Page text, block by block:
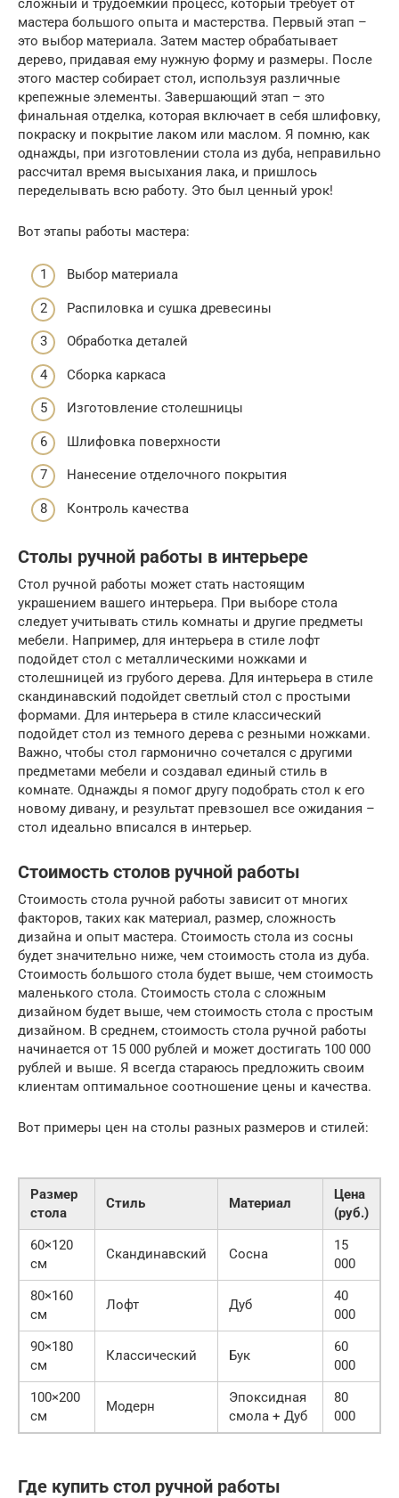
сложный и трудоемкий процесс, который требует от
мастера большого опыта и мастерства. Первый этап –
это выбор материала. Затем мастер обрабатывает
дерево, придавая ему нужную форму и размеры. После
этого мастер собирает стол, используя различные
крепежные элементы. Завершающий этап – это
финальная отделка, которая включает в себя шлифовку,
покраску и покрытие лаком или маслом. Я помню, как
однажды, при изготовлении стола из дуба, неправильно
рассчитал время высыхания лака, и пришлось
переделывать всю работу. Это был ценный урок!
Вот этапы работы мастера:
Выбор материала
Распиловка и сушка древесины
Обработка деталей
Сборка каркаса
Изготовление столешницы
Шлифовка поверхности
Нанесение отделочного покрытия
Контроль качества
Столы ручной работы в интерьере
Стол ручной работы может стать настоящим
украшением вашего интерьера. При выборе стола
следует учитывать стиль комнаты и другие предметы
мебели. Например, для интерьера в стиле лофт
подойдет стол с металлическими ножками и
столешницей из грубого дерева. Для интерьера в стиле
скандинавский подойдет светлый стол с простыми
формами. Для интерьера в стиле классический
подойдет стол из темного дерева с резными ножками.
Важно, чтобы стол гармонично сочетался с другими
предметами мебели и создавал единый стиль в
комнате. Однажды я помог другу подобрать стол к его
новому дивану, и результат превзошел все ожидания –
стол идеально вписался в интерьер.
Стоимость столов ручной работы
Стоимость стола ручной работы зависит от многих
факторов, таких как материал, размер, сложность
дизайна и опыт мастера. Стоимость стола из сосны
будет значительно ниже, чем стоимость стола из дуба.
Стоимость большого стола будет выше, чем стоимость
маленького стола. Стоимость стола с сложным
дизайном будет выше, чем стоимость стола с простым
дизайном. В среднем, стоимость стола ручной работы
начинается от 15 000 рублей и может достигать 100 000
рублей и выше. Я всегда стараюсь предложить своим
клиентам оптимальное соотношение цены и качества.
Вот примеры цен на столы разных размеров и стилей:
Размер
стола
Стиль Материал
Цена
(руб.)
60×120
см
Скандинавский Сосна
15
000
80×160
см
Лофт Дуб
40
000
90×180
см
Классический Бук
60
000
100×200
см
Модерн
Эпоксидная
смола + Дуб
80
000
Где купить стол ручной работы